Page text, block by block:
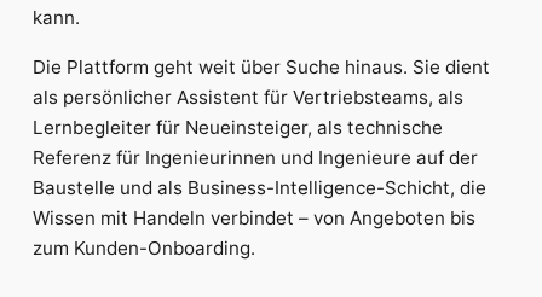
kann.
Die Plattform geht weit über Suche hinaus. Sie dient
als persönlicher Assistent für Vertriebsteams, als
Lernbegleiter für Neueinsteiger, als technische
Referenz für Ingenieurinnen und Ingenieure auf der
Baustelle und als Business-Intelligence-Schicht, die
Wissen mit Handeln verbindet – von Angeboten bis
zum Kunden-Onboarding.